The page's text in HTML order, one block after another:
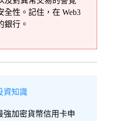
性。記住，在 Web3
銀行。
資知識
強加密貨幣信用卡申